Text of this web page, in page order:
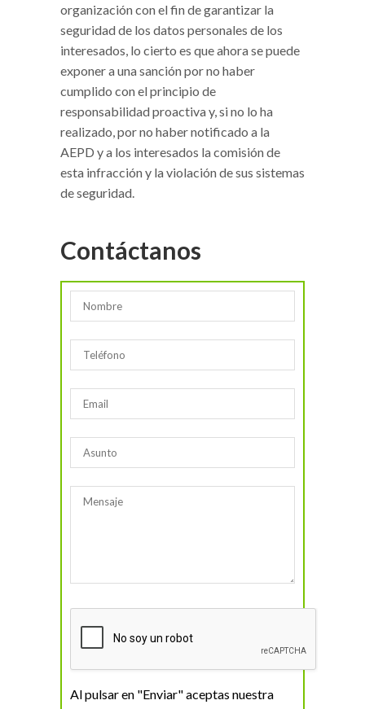
organización con el fin de garantizar la
seguridad de los datos personales de los
interesados, lo cierto es que ahora se puede
exponer a una sanción por no haber
cumplido con el principio de
responsabilidad proactiva y, si no lo ha
realizado, por no haber notificado a la
AEPD y a los interesados la comisión de
esta infracción y la violación de sus sistemas
de seguridad.
Contáctanos
Al pulsar en "Enviar" aceptas nuestra